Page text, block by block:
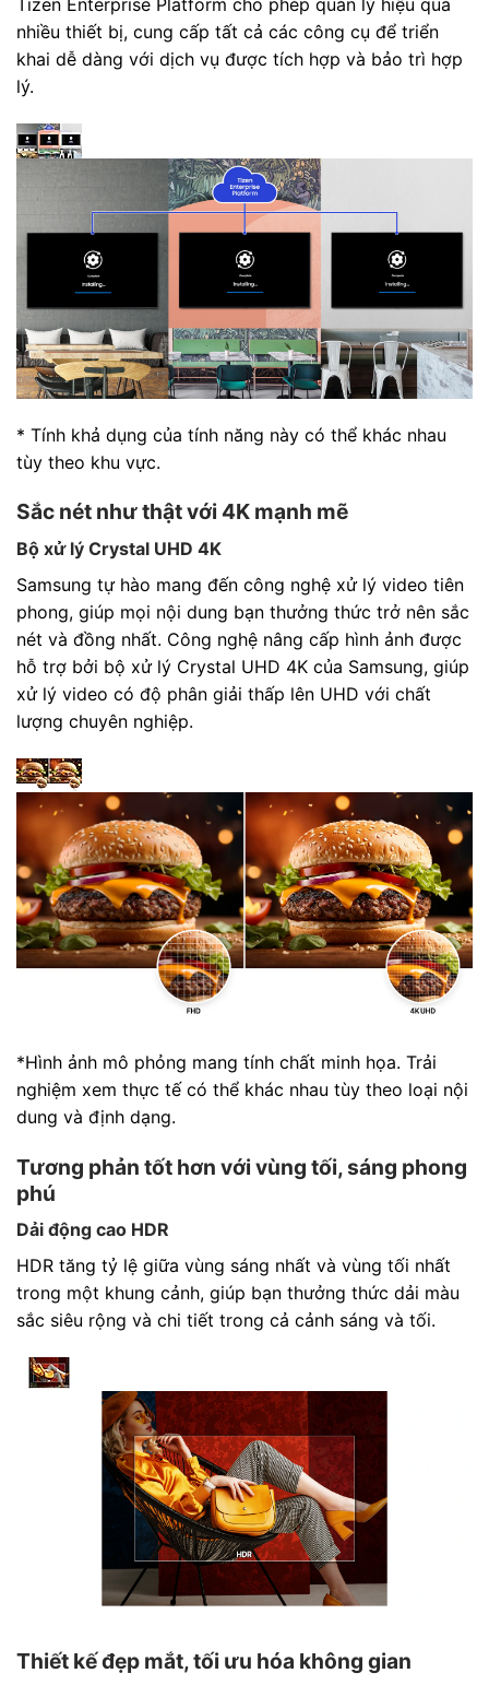
nhiều thiết bị, cung cấp tất cả các công cụ để triển
khai dễ dàng với dịch vụ được tích hợp và bảo trì hợp
lý.
* Tính khả dụng của tính năng này có thể khác nhau
tùy theo khu vực.
Sắc nét như thật với 4K mạnh mẽ
Bộ xử lý Crystal UHD 4K
Samsung tự hào mang đến công nghệ xử lý video tiên
phong, giúp mọi nội dung bạn thưởng thức trở nên sắc
nét và đồng nhất. Công nghệ nâng cấp hình ảnh được
hỗ trợ bởi bộ xử lý Crystal UHD 4K của Samsung, giúp
xử lý video có độ phân giải thấp lên UHD với chất
lượng chuyên nghiệp.
*Hình ảnh mô phỏng mang tính chất minh họa. Trải
nghiệm xem thực tế có thể khác nhau tùy theo loại nội
dung và định dạng.
Tương phản tốt hơn với vùng tối, sáng phong
phú
Dải động cao HDR
HDR tăng tỷ lệ giữa vùng sáng nhất và vùng tối nhất
trong một khung cảnh, giúp bạn thưởng thức dải màu
sắc siêu rộng và chi tiết trong cả cảnh sáng và tối.
Thiết kế đẹp mắt, tối ưu hóa không gian